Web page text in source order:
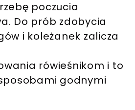
poczucia
Do prób zdobycia
i koleżanek zalicza
rówieśnikom i to
godnymi